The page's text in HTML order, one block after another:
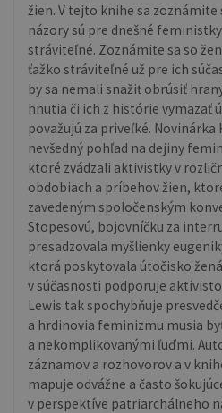
žien. V tejto knihe sa
názory sú pre dnešné
stráviteľné. Zoznámite sa so
ťažko stráviteľné už pre ich
by sa nemali snažiť obrúsiť
hnutia či ich z histórie vymazať
považujú za priveľké. Novinárka
nevšedný pohľad na dejiny
ktoré zvádzali aktivistky v
obdobiach a príbehov žien,
zavedeným spoločenským
Stopesovú, bojovníčku za
presadzovala myšlienky
ktorá poskytovala útočisko
v súčasnosti podporuje
Lewis tak spochybňuje
a hrdinovia feminizmu musia
a nekomplikovanými ľuďmi.
záznamov a rozhovorov a v
mapuje odvážne a často
v perspektíve patriarchálneho